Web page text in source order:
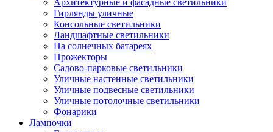
Архитектурные и фасадные светильники
Гирлянды уличные
Консольные светильники
Ландшафтные светильники
На солнечных батареях
Прожекторы
Садово-парковые светильники
Уличные настенные светильники
Уличные подвесные светильники
Уличные потолочные светильники
Фонарики
Лампочки